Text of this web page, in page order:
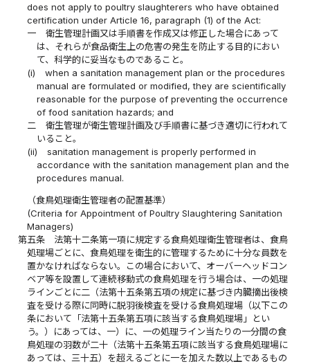
does not apply to poultry slaughterers who have obtained
certification under Article 16, paragraph (1) of the Act:
一
衛生管理計画又は手順書を作成又は修正した場合にあって
は、それらが食品衛生上の危害の発生を防止する目的におい
て、科学的に妥当なものであること。
(i)
when a sanitation management plan or the procedures
manual are formulated or modified, they are scientifically
reasonable for the purpose of preventing the occurrence
of food sanitation hazards; and
二
衛生管理が衛生管理計画及び手順書に基づき適切に行われて
いること。
(ii)
sanitation management is properly performed in
accordance with the sanitation management plan and the
procedures manual.
（食鳥処理衛生管理者の配置基準）
(Criteria for Appointment of Poultry Slaughtering Sanitation
Managers)
第五条
法第十二条第一項に規定する食鳥処理衛生管理者は、食鳥
処理場ごとに、食鳥処理を衛生的に管理するために十分な員数を
置かなければならない。この場合において、オーバーヘッドコン
ベア等を設置して連続移動式の食鳥処理を行う場合は、一の処理
ラインごとに二（法第十五条第五項の規定に基づき内臓摘出後検
査を受ける際に同時に脱羽後検査を受ける食鳥処理場（以下この
条において「法第十五条第五項に該当する食鳥処理場」とい
う。）にあっては、一）に、一の処理ライン当たりの一分間の食
鳥処理の羽数が二十（法第十五条第五項に該当する食鳥処理場に
あっては、三十五）を超えるごとに一を加えた数以上であるもの